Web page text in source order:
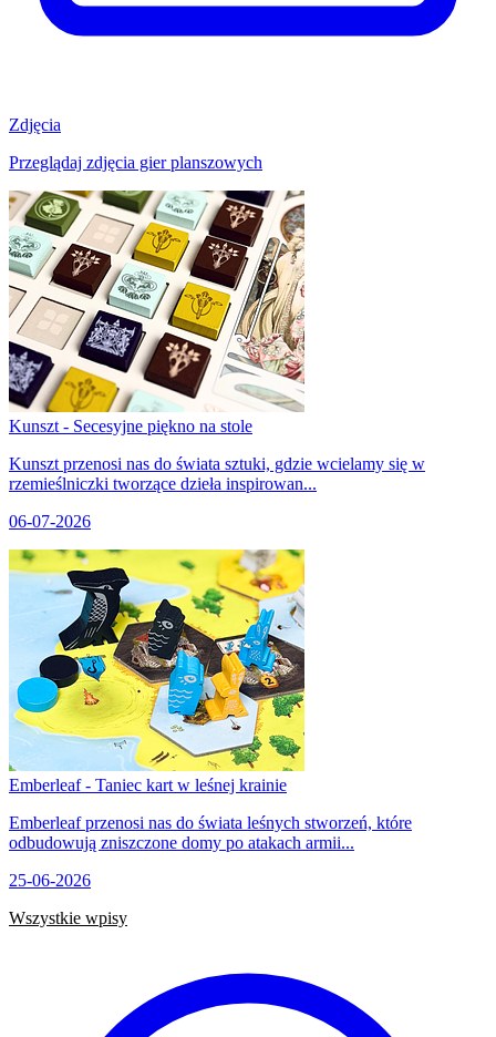
Zdjęcia
Przeglądaj zdjęcia gier planszowych
Kunszt - Secesyjne piękno na stole
Kunszt przenosi nas do świata sztuki, gdzie wcielamy się w
rzemieślniczki tworzące dzieła inspirowan...
06-07-2026
Emberleaf - Taniec kart w leśnej krainie
Emberleaf przenosi nas do świata leśnych stworzeń, które
odbudowują zniszczone domy po atakach armii...
25-06-2026
Wszystkie wpisy